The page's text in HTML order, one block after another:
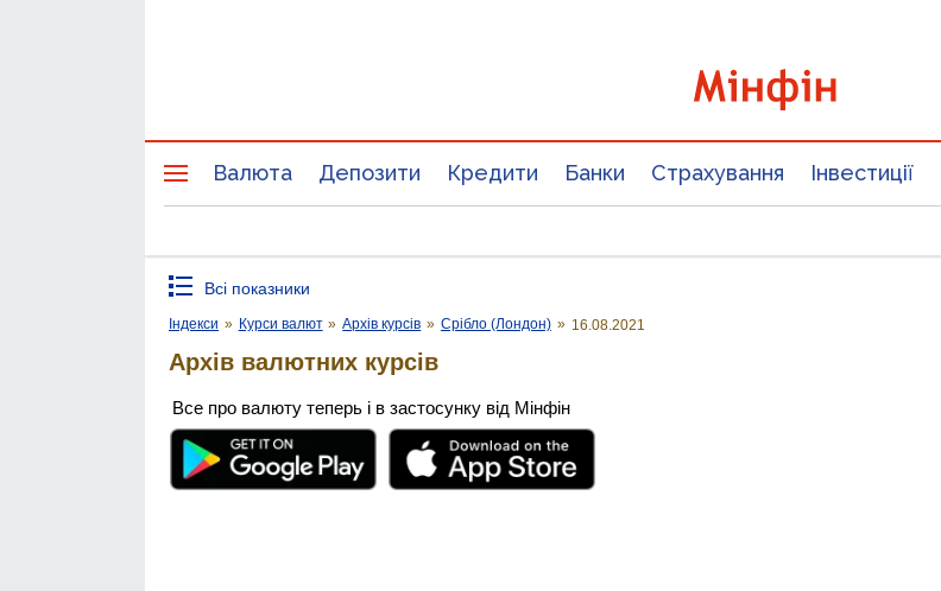
Валюта Депозити Кредити Банки Страхування Інвестиції
Всі показники
Індекси » Курси валют » Архів курсів » Срібло (Лондон) » 16.08.2021
Архів валютних курсів
Все про валюту теперь і в застосунку від Мінфін